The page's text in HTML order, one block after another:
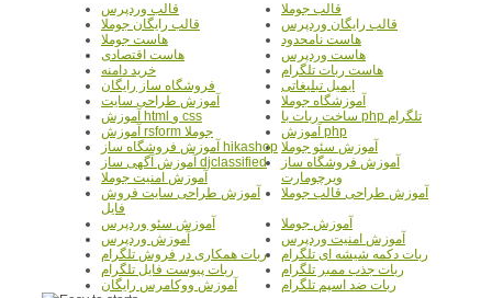
قالب جوملا
قالب وردپرس
قالب رایگان وردپرس
قالب رایگان جوملا
هاست نامحدود
هاست جوملا
هاست وردپرس
هاست اقتصادی
هاست ربات تلگرام
خرید دامنه
ایمیل تبلیغاتی
فروشگاه ساز رایگان
آموزشگاه جوملا
آموزش طراحی سایت
ساخت ربات با php تلگرام
آموزش html و css
آموزش php
آموزش rsform جوملا
آموزش سئو جوملا آموزش فروشگاه ساز hikashop
آموزش فروشگاه ساز
ویرچومارت
آموزش آگهی ساز djclassified
آموزش امنیت جوملا
آموزش طراحی قالب جوملا
آموزش طراحی سایت فروش
فایل
آموزش جوملا
آموزش سئو وردپرس
آموزش امنیت وردپرس
آموزش وردپرس
ربات دکمه شیشه ای تلگرام
ربات همکاری در فروش تلگرام
ربات جذب ممبر تلگرام
ربات پیوست فایل تلگرام
ربات ضد اسپم تلگرام
آموزش ووکامرس رایگان